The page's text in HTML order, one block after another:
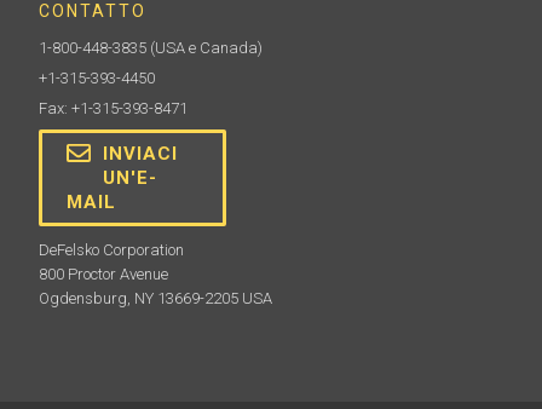
CONTATTO
1-800-448-3835 (USA e Canada)
+1-315-393-4450
Fax: +1-315-393-8471
INVIACI
UN'E-
MAIL
DeFelsko Corporation
800 Proctor Avenue
Ogdensburg, NY 13669-2205 USA